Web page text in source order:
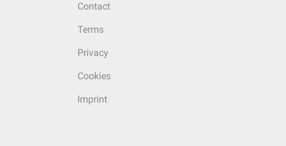
Contact
Terms
Privacy
Cookies
Imprint